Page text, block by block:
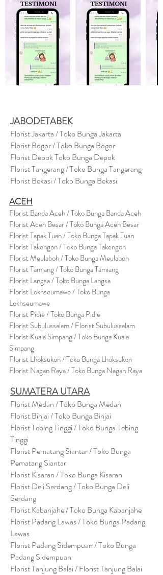
JABODETABEK
Florist Jakarta / Toko Bunga Jakarta
Florist Bogor / Toko Bunga Bogor
Florist Depok Toko Bunga Depok
Florist Tangerang / Toko Bunga Tangerang
Florist Bekasi / Toko Bunga Bekasi
ACEH
Florist Banda Aceh / Toko Bunga Banda Aceh
Florist Aceh Besar / Toko Bunga Aceh Besar
Florist Tapak Tuan / Toko Bunga Tapak Tuan
Florist Takengon / Toko Bunga Takengon
Florist Meulaboh / Toko Bunga Meulaboh
Florist Tamiang / Toko Bunga Tamiang
Florist Langsa / Toko Bunga Langsa
Florist Lokhseumawe / Toko Bunga
Lokhseumawe
Florist Pidie / Toko Bunga Pidie
Florist Subulussalam / Florist Subulussalam
Florist Kuala Simpang / Toko Bunga Kuala
Simpang
Florist Lhoksukon / Toko Bunga Lhoksukon
Florist Nagan Raya / Toko Bunga Nagan Raya
SUMATERA UTARA
Florist Medan / Toko Bunga Medan
Florist Binjai / Toko Bunga Binjai
Florist Tebing Tinggi / Toko Bunga Tebing
Tinggi
Florist Pematang Siantar / Toko Bunga
Pematang Siantar
Florist Kisaran / Toko Bunga Kisaran
Florist Deli Serdang / Toko Bunga Deli
Serdang
Florist Kabanjahe / Toko Bunga Kabanjahe
Florist Padang Lawas / Toko Bunga Padang
Lawas
Florist Padang Sidempuan / Toko Bunga
Padang Sidempuan
Florist Tanjung Balai / Florist Tanjung Balai